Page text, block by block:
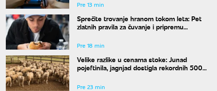
Pre 13 min
Sprečite trovanje hranom tokom leta: Pet
zlatnih pravila za čuvanje i pripremu
Pre 18 min
Velike razlike u cenama stoke: Junad
pojeftinila, jagnjad dostigla rekordnih 500
Pre 23 min